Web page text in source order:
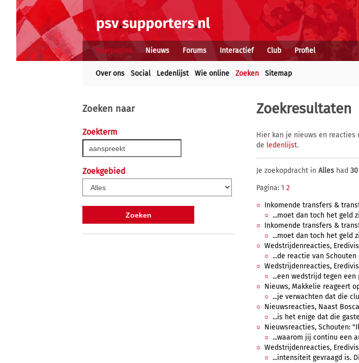
Voorpagina Nieuws Forums Interactief Club Profiel
Over ons Social Ledenlijst Wie online Zoeken Sitemap
Zoeken naar
Zoekterm
Zoekgebied
Zoekresultaten
Hier kan je nieuws en reacties
de ledenlijst.
Je zoekopdracht in Alles had 30
Pagina: 1 2
Inkomende transfers &
...moet dan toch het geld
Inkomende transfers &
...moet dan toch het geld
Wedstrijdenreacties,
...de reactie van
Wedstrijdenreacties,
...een wedstrijd tegen
Nieuws, Makkelie reageert
...je verwachten dat die
Nieuwsreacties, Naast
...is het enige dat die
Nieuwsreacties, Schouten:
...waarom jij continu een
Wedstrijdenreacties,
...intensiteit gevraagd is.